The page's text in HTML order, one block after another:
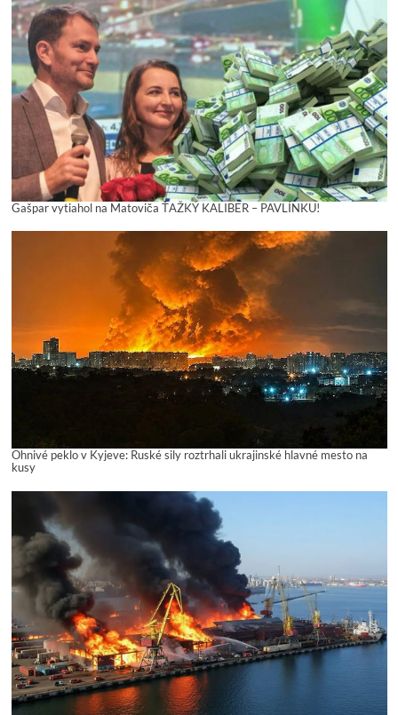
Gašpar vytiahol na Matoviča ŤAŽKÝ KALIBER – PAVLÍNKU!
Ohnivé peklo v Kyjeve: Ruské sily roztrhali ukrajinské hlavné mesto na
kusy